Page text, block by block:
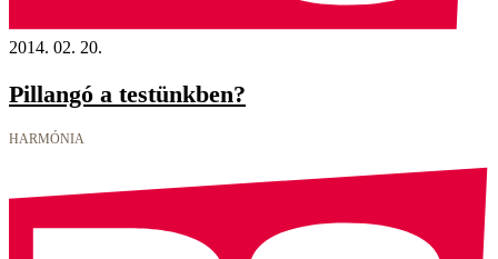
2014. 02. 20.
Pillangó a testünkben?
HARMÓNIA